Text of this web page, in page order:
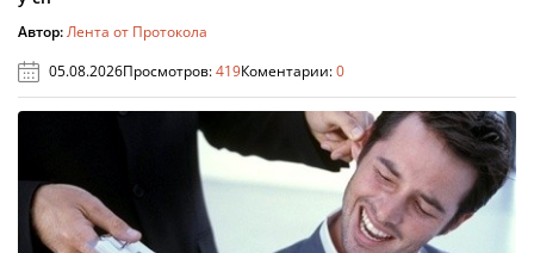
Автор:Лента от Протокола
05.08.2026Просмотров:419Коментарии:0